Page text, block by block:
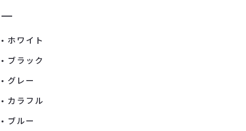
ホワイト
ブラック
グレー
カラフル
ブルー